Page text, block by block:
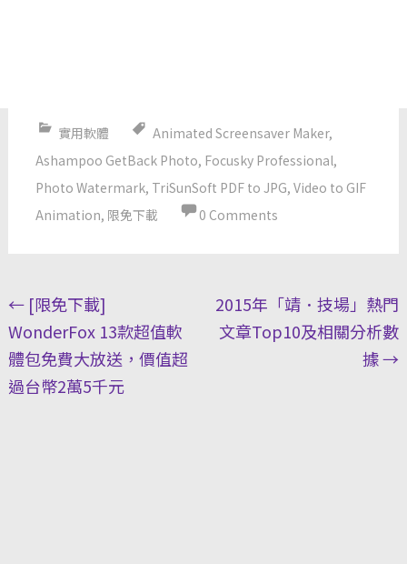
實用軟體 Animated Screensaver Maker,
Ashampoo GetBack Photo, Focusky Professional,
Photo Watermark, TriSunSoft PDF to JPG, Video to GIF
Animation, 限免下載 0 Comments
Post
navigation
←[限免下載]
WonderFox 13款超值軟
體包免費大放送，價值超
過台幣2萬5千元
2015年「靖．技場」熱門
文章Top10及相關分析數
據→